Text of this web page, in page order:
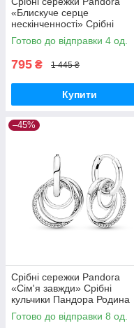
«Блискуче серце
нескінченності» Срібні
кульчики Пандора
Нескінченність Паве Вісімка
Готово до відправки 4 од.
795 ₴ 1 445 ₴
Купити
–45%
Срібні сережки Pandora
«Сім'я завжди» Срібні
кульчики Пандора Родина
Назавжди Паве Камінці
Каміння Камені 291156C01
Готово до відправки 8 од.